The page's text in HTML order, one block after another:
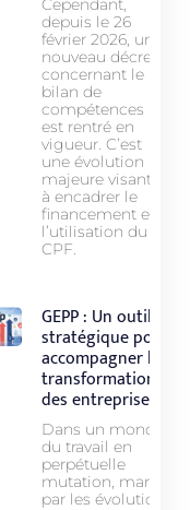
Cependant,
depuis le 26
février 2026, un
nouveau décret
concernant le
bilan de
compétences
est rentré en
vigueur. C’est
une évolution
majeure visant
à encadrer le
financement et
l’utilisation du
CPF.
GEPP : Un outil
stratégique pour
accompagner la
transformation
des entreprises
Dans un monde
du travail en
perpétuelle
mutation, marqué
par les évolutions